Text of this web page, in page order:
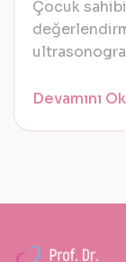
Çocuk
Devamını